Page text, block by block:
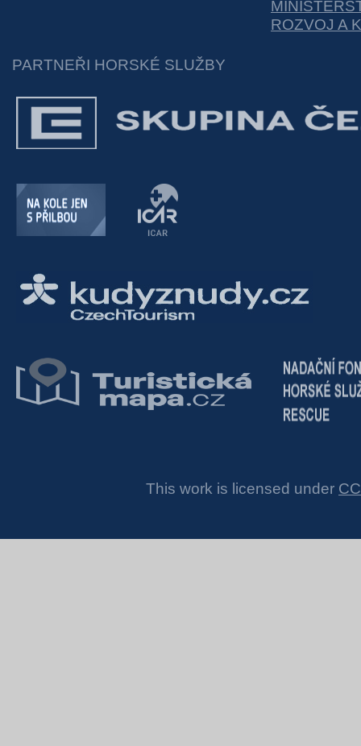
ROZVOJ A
PARTNEŘI HORSKÉ SLUŽBY
This work is licensed under